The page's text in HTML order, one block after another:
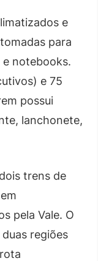
e
para
notebooks.
e 75
possui
lanchonete,
trens de
pela Vale. O
regiões